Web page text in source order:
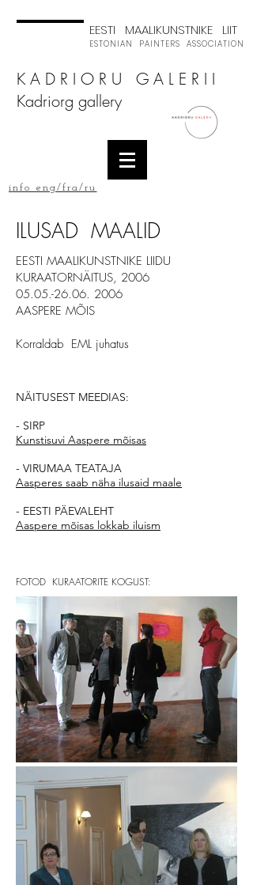
EESTI MAALIKUNSTNIKE LIIT
ESTONIAN PAINTERS ASSOCIATION
K A D R I O R U G A L E R I I
Kadriorg gallery
info eng/fra/ru
ILUSAD MAALID
EESTI MAALIKUNSTNIKE LIIDU
KURAATORNÄITUS, 2006
05.05.-26.06. 2006
AASPERE MÕIS
Korraldab EML juhatus
NÄITUSEST MEEDIAS:
- SIRP
Kunstisuvi Aaspere mõisas
- VIRUMAA TEATAJA
Aasperes saab näha ilusaid maale
- EESTI PÄEVALEHT
Aaspere mõisas lokkab iluism
FOTOD KURAATORITE KOGUST: